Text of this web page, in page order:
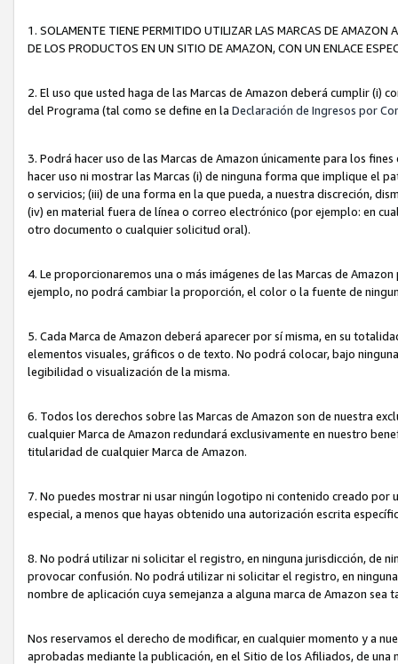
1. SOLAMENTE TIENE PERMITIDO UTILIZAR LAS MARCAS DE
DE LOS PRODUCTOS EN UN SITIO DE AMAZON, CON UN ENLACE
2. El uso que usted haga de las Marcas de Amazon deberá cumplir (i)
del Programa (tal como se define en la Declaración de Ingresos por
3. Podrá hacer uso de las Marcas de Amazon únicamente para los
hacer uso ni mostrar las Marcas (i) de ninguna forma que implique el
o servicios; (iii) de una forma en la que pueda, a nuestra discreción,
(iv) en material fuera de línea o correo electrónico (por ejemplo: en
otro documento o cualquier solicitud oral).
4. Le proporcionaremos una o más imágenes de las Marcas de
ejemplo, no podrá cambiar la proporción, el color o la fuente de
5. Cada Marca de Amazon deberá aparecer por sí misma, en su
elementos visuales, gráficos o de texto. No podrá colocar, bajo
legibilidad o visualización de la misma.
6. Todos los derechos sobre las Marcas de Amazon son de nuestra
cualquier Marca de Amazon redundará exclusivamente en nuestro
titularidad de cualquier Marca de Amazon.
7. No puedes mostrar ni usar ningún logotipo ni contenido creado por
especial, a menos que hayas obtenido una autorización escrita
8. No podrá utilizar ni solicitar el registro, en ninguna jurisdicción, de
provocar confusión. No podrá utilizar ni solicitar el registro, en
nombre de aplicación cuya semejanza a alguna marca de Amazon
Nos reservamos el derecho de modificar, en cualquier momento y a
aprobadas mediante la publicación, en el Sitio de los Afiliados, de